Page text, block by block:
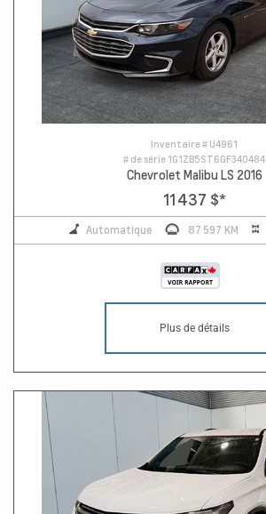
Inventaire # U4961
# de série 1G1ZB5ST6GF340484
Chevrolet Malibu LS 2016
11 437 $*
Automatique 87 597 KM
Plus de détails